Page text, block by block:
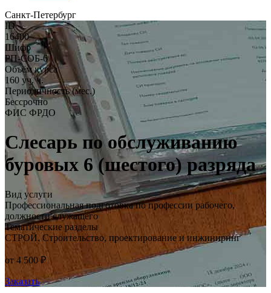
Санкт-Петербург
ID
16400
Шифр
РП-СОБ-6
Объём курса
160 уч. ч.
Периодичность (мес.)
Бессрочно
ФИС ФРДО
Слесарь по обслуживанию
буровых 6 (шестого) разряда
Вид услуги
Профессиональная подготовка по профессии рабочего,
должности служащего
Тематические разделы
СТРОЙ. Строительство, проектирование и инжиниринг
от 4 500 ₽
Заказать